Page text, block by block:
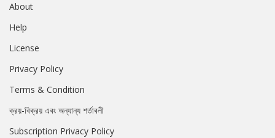
About
Help
License
Privacy Policy
Terms & Condition
ক্রয়-বিক্রয় এবং অন্যান্য শর্তাবলী
Subscription Privacy Policy